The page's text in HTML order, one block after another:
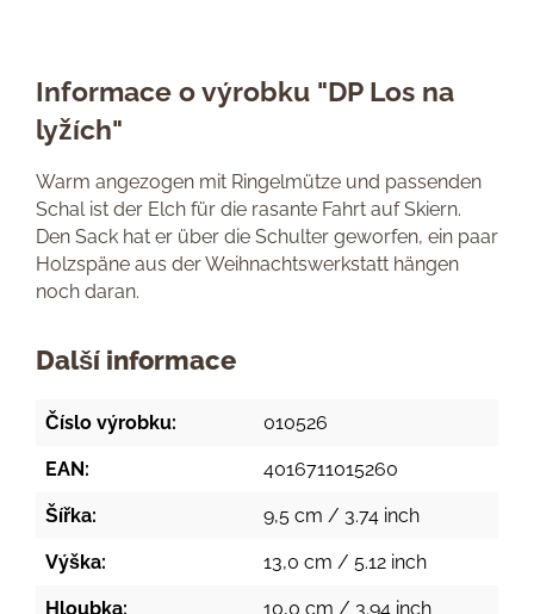
Informace o výrobku "DP Los na
lyžích"
Warm angezogen mit Ringelmütze und passenden
Schal ist der Elch für die rasante Fahrt auf Skiern.
Den Sack hat er über die Schulter geworfen, ein paar
Holzspäne aus der Weihnachtswerkstatt hängen
noch daran.
Další informace
Číslo výrobku: 010526
EAN: 4016711015260
Šířka: 9,5 cm / 3.74 inch
Výška: 13,0 cm / 5.12 inch
Hloubka: 10,0 cm / 3.94 inch